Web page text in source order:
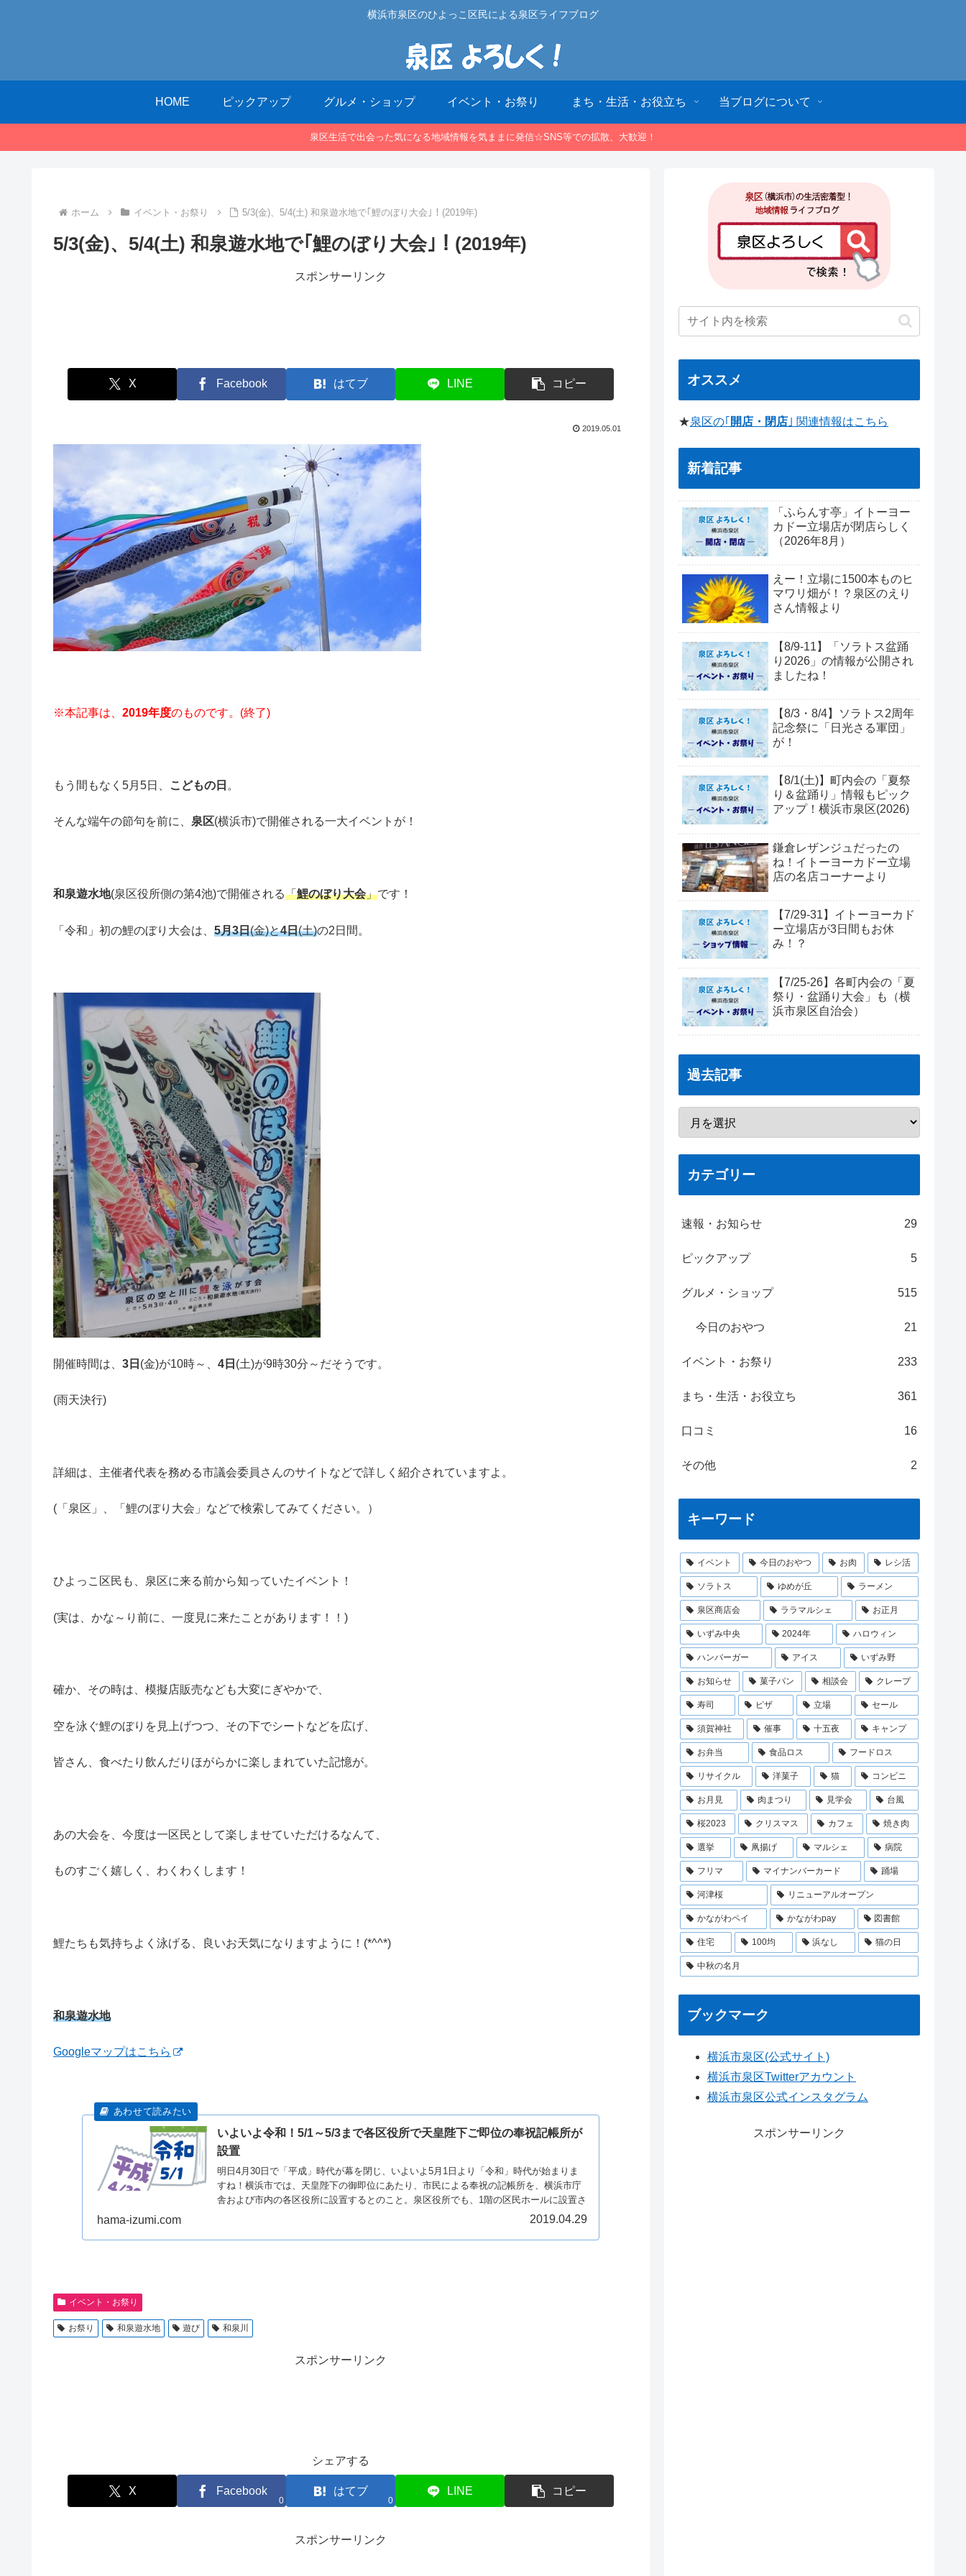
横浜市泉区のひよっこ区民による泉区ライフブログ
HOME ピックアップ グルメ・ショップ イベント・お祭り まち・生活・お役立ち 当ブログについて
泉区生活で出会った気になる地域情報を気ままに発信☆SNS等での拡散、大歓迎！
ホーム イベント・お祭り 5/3(金)、5/4(土) 和泉遊水地で｢鯉のぼり大会｣！(2019年)
5/3(金)、5/4(土) 和泉遊水地で｢鯉のぼり大会｣！(2019年)
スポンサーリンク
X Facebook はてブ LINE コピー
2019.05.01
※本記事は、 2019年度のものです。(終了)
もう間もなく5月5日、 こどもの日 。
そんな端午の節句を前に、 泉区(横浜市)で開催される一大イベントが！
和泉遊水地(泉区役所側の第4池)で開催される「鯉のぼり大会」です！
「令和」初の鯉のぼり大会は、 5月3日(金)と4日(土)の2日間。
開催時間は、 3日 (金)が10時～、 4日 (土)が9時30分～だそうです。
(雨天決行)
詳細は、主催者代表を務める市議会委員さんのサイトなどで詳しく紹介されていますよ。
(「泉区」、「鯉のぼり大会」などで検索してみてください。）
ひよっこ区民も、泉区に来る前から知っていたイベント！
(実は、かな～り前に、一度見に来たことがあります！！)
確か、その時は、模擬店販売なども大変にぎやかで、
空を泳ぐ鯉のぼりを見上げつつ、その下でシートなどを広げ、
皆さん、食べたり飲んだりほがらかに楽しまれていた記憶が。
あの大会を、今度は一区民として楽しませていただけるなんて、
ものすごく嬉しく、わくわくします！
鯉たちも気持ちよく泳げる、良いお天気になりますように！(*^^*)
和泉遊水地
Googleマップはこちら
いよいよ令和！5/1～5/3まで各区役所で天皇陛下ご即位の奉祝記帳所が
設置
明日4月30日で「平成」時代が幕を閉じ、いよいよ5月1日より「令和」時代が始まりま
すね！横浜市では、天皇陛下の御即位にあたり、市民による奉祝の記帳所を、横浜市庁
舎および市内の各区役所に設置するとのこと。泉区役所でも、1階の区民ホールに設置さ
hama-izumi.com 2019.04.29
イベント・お祭り
お祭り 和泉遊水地 遊び 和泉川
スポンサーリンク
シェアする
X Facebook
0
はてブ
0
LINE コピー
スポンサーリンク
オススメ
★泉区の｢ 開店・閉店 ｣ 関連情報はこちら
新着記事
「ふらんす亭」イトーヨー
カドー立場店が閉店らしく
（2026年8月）
えー！立場に1500本ものヒ
マワリ畑が！？泉区のえり
さん情報より
【8/9-11】「ソラトス盆踊
り2026」の情報が公開され
ましたね！
【8/3・8/4】ソラトス2周年
記念祭に「日光さる軍団」
が！
【8/1(土)】町内会の「夏祭
り＆盆踊り」情報もピック
アップ！横浜市泉区(2026)
鎌倉レザンジュだったの
ね！イトーヨーカドー立場
店の名店コーナーより
【7/29-31】イトーヨーカド
ー立場店が3日間もお休
み！？
【7/25-26】各町内会の「夏
祭り・盆踊り大会」も（横
浜市泉区自治会）
過去記事
カテゴリー
速報・お知らせ 29
ピックアップ 5
グルメ・ショップ 515
今日のおやつ 21
イベント・お祭り 233
まち・生活・お役立ち 361
口コミ 16
その他 2
キーワード
イベント 今日のおやつ お肉 レシ活
ソラトス ゆめが丘 ラーメン
泉区商店会 ララマルシェ お正月
いずみ中央 2024年 ハロウィン
ハンバーガー アイス いずみ野
お知らせ 菓子パン 相談会 クレープ
寿司 ピザ 立場 セール
須賀神社 催事 十五夜 キャンプ
お弁当 食品ロス フードロス
リサイクル 洋菓子 猫 コンビニ
お月見 肉まつり 見学会 台風
桜2023 クリスマス カフェ 焼き肉
選挙 凧揚げ マルシェ 病院
フリマ マイナンバーカード 踊場
河津桜 リニューアルオープン
かながわペイ かながわpay 図書館
住宅 100均 浜なし 猫の日
中秋の名月
ブックマーク
横浜市泉区(公式サイト)
横浜市泉区Twitterアカウント
横浜市泉区公式インスタグラム
スポンサーリンク